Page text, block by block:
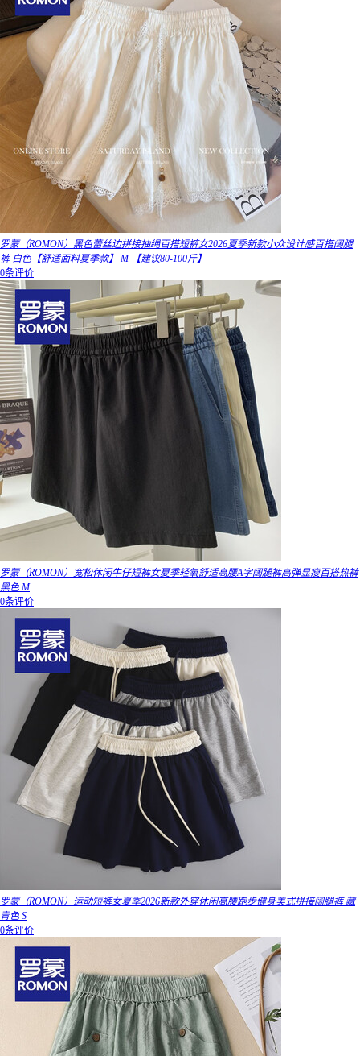
罗蒙（ROMON）黑色蕾丝边拼接抽绳百搭短裤女2026夏季新款小众设计感百搭阔腿
裤 白色【舒适面料夏季款】 M 【建议80-100斤】
0条评价
罗蒙（ROMON）宽松休闲牛仔短裤女夏季轻氧舒适高腰A字阔腿裤高弹显瘦百搭热裤
黑色 M
0条评价
罗蒙（ROMON）运动短裤女夏季2026新款外穿休闲高腰跑步健身美式拼接阔腿裤 藏
青色 S
0条评价